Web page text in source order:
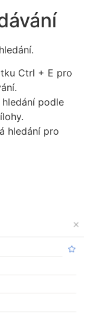
Ctrl + E pro
podle
hledání pro